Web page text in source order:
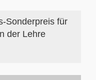
Sonderpreis für
der Lehre